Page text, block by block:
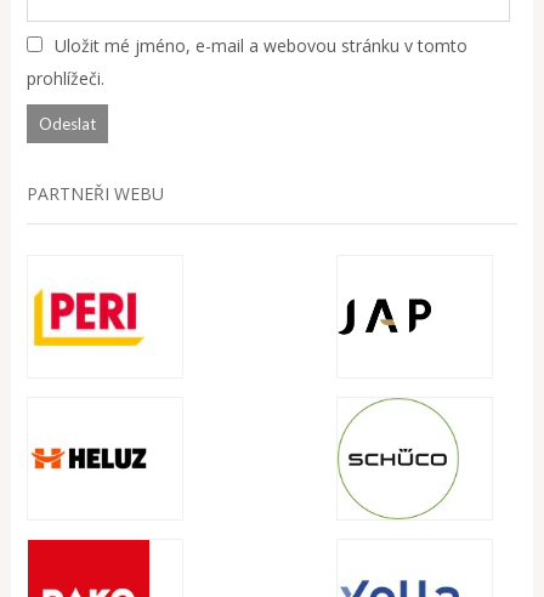
Uložit mé jméno, e-mail a webovou stránku v tomto
prohlížeči.
PARTNEŘI WEBU